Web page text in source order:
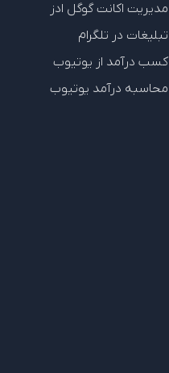
مدیریت اکانت گوگل ادز
تبلیغات در تلگرام
کسب درآمد از یوتیوب
محاسبه درآمد یوتیوب